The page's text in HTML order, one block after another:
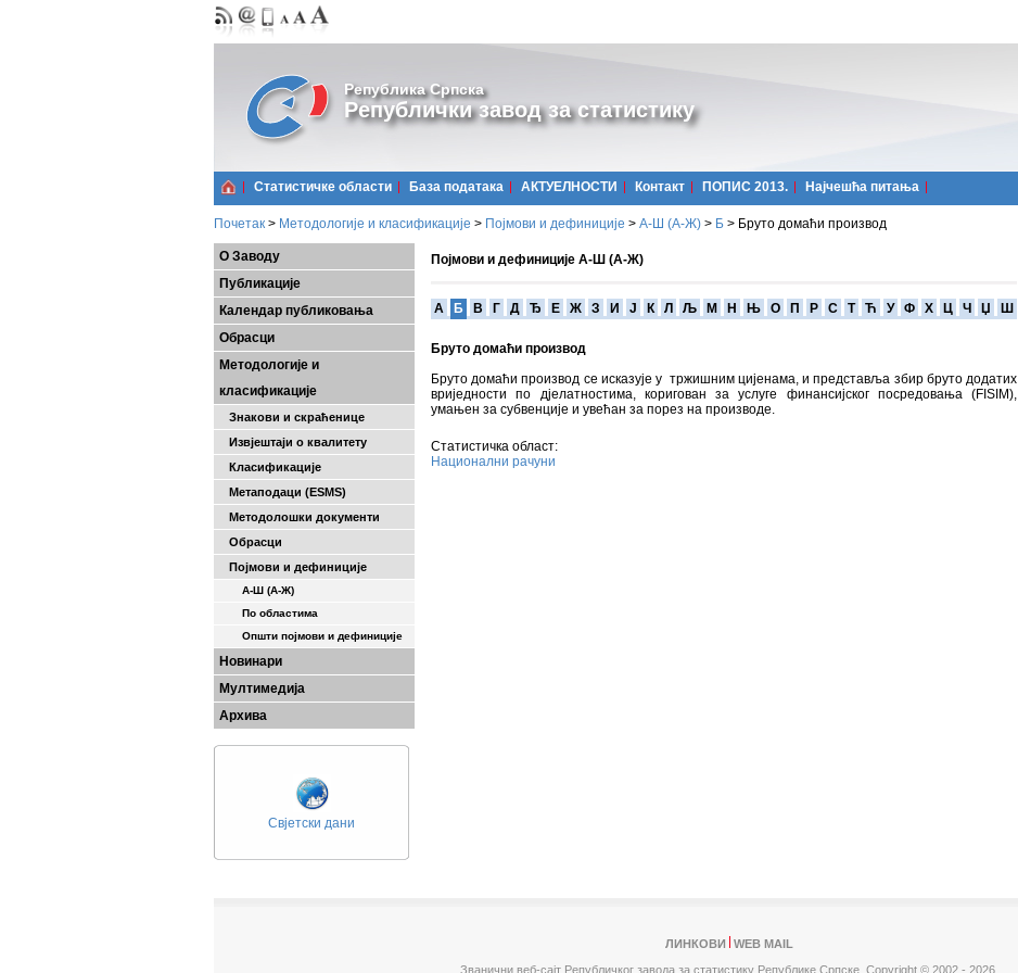
Република Српска
Републички завод за статистику
Статистичке области Базa података АКТУЕЛНОСТИ Контакт ПОПИС 2013. Најчешћa питања
Почетак > Методологије и класификације > Појмови и дефиниције > А-Ш (A-Ж) > Б > Бруто домаћи производ
О Заводу
Публикације
Календар публиковања
Обрасци
Методологије и
класификације
Знакови и скраћенице
Извјештаји о квалитету
Класификације
Метаподаци (ESMS)
Методолошки документи
Обрасци
Појмови и дефиниције
А-Ш (A-Ж)
По областима
Општи појмови и дефиниције
Новинари
Мултимедија
Архива
Свјетски дани
Појмови и дефиниције А-Ш (А-Ж)
A Б В Г Д Ђ Е Ж З И Ј К Л Љ М Н Њ О П Р С Т Ћ У Ф Х Ц Ч Џ Ш
Бруто домаћи производ
Бруто домаћи производ се исказује у тржишним цијенама, и представља збир бруто додатих
вриједности по дјелатностима, коригован за услуге финансијског посредовања (FISIM),
умањен за субвенције и увећан за порез на производе.
Статистичка област:
Национални рачуни
ЛИНКОВИ
WEB MAIL
Званични веб-сајт Републичког завода за статистику Републике Српске, Copyright © 2002 - 2026.